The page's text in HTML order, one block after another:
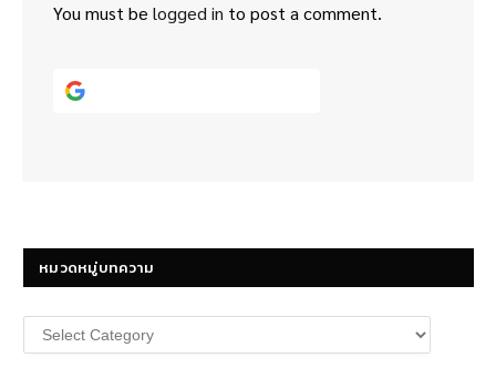
You must be logged in to post a comment.
หมวดหมู่บทความ
หมวด
หมู่